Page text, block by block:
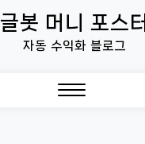
글봇 머니 포스터
자동 수익화 블로그